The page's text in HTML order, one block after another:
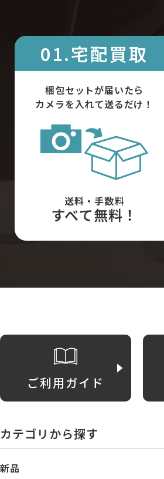
01.宅配買取
梱包セットが届いたら
カメラを入れて送るだけ！
送料・手数料
すべて無料！
ご利用ガイド
カテゴリから探す
新品